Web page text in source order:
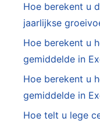
Hoe berekent u
jaarlijkse
Hoe berekent u
gemiddelde in
Hoe berekent u
gemiddelde in
Hoe telt u lege